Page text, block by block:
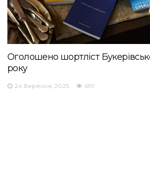
Оголошено шортліст
року
24 Вересня, 2025 699